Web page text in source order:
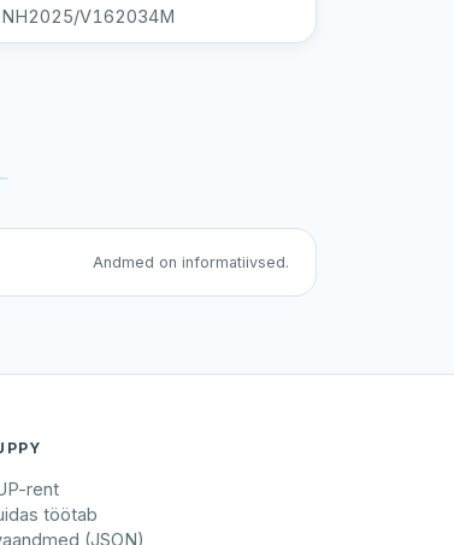
NH2025/V162034M
Andmed on informatiivsed.
rent
töötab
(JSON)